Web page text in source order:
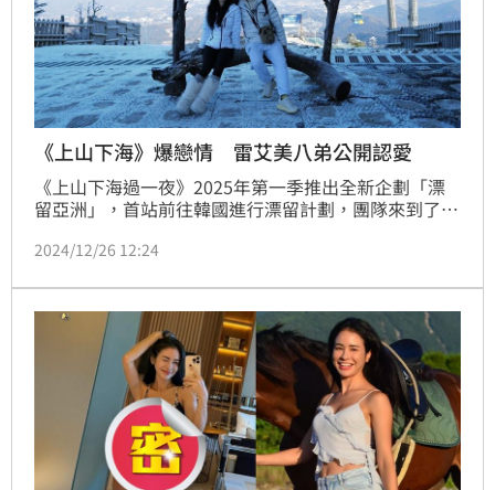
《上山下海》爆戀情 雷艾美八弟公開認愛
《上山下海過一夜》2025年第一季推出全新企劃「漂
留亞洲」，首站前往韓國進行漂留計劃，團隊來到了韓
去朝聖韓劇風靡全球的秘密，這裡是劇中男女主角確認
維歆
2024/12/26 12:24